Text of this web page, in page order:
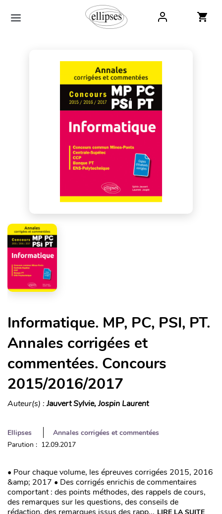
Informatique. MP, PC, PSI, PT.
Annales corrigées et
commentées. Concours
2015/2016/2017
Auteur(s) :Jauvert Sylvie, Jospin Laurent
Ellipses
Annales corrigées et commentées
Parution : 12.09.2017
• Pour chaque volume, les épreuves corrigées 2015, 2016
&amp; 2017 • Des corrigés enrichis de commentaires
comportant : des points méthodes, des rappels de cours,
des remarques sur les questions, des conseils de